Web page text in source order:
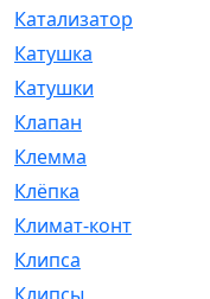
Катализатор
Катушка
Катушки
Клапан
Клемма
Клёпка
Климат-контроль
Клипса